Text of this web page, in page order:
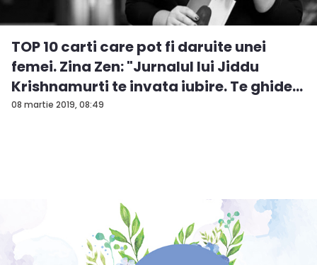
08 martie 2019, 08:49
TOP 10 carti care pot fi daruite unei
femei. Zina Zen: "Jurnalul lui Jiddu
Krishnamurti te invata iubire. Te ghide...